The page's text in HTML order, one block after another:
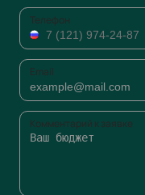
Телефон
Email
Комментарий к заявке